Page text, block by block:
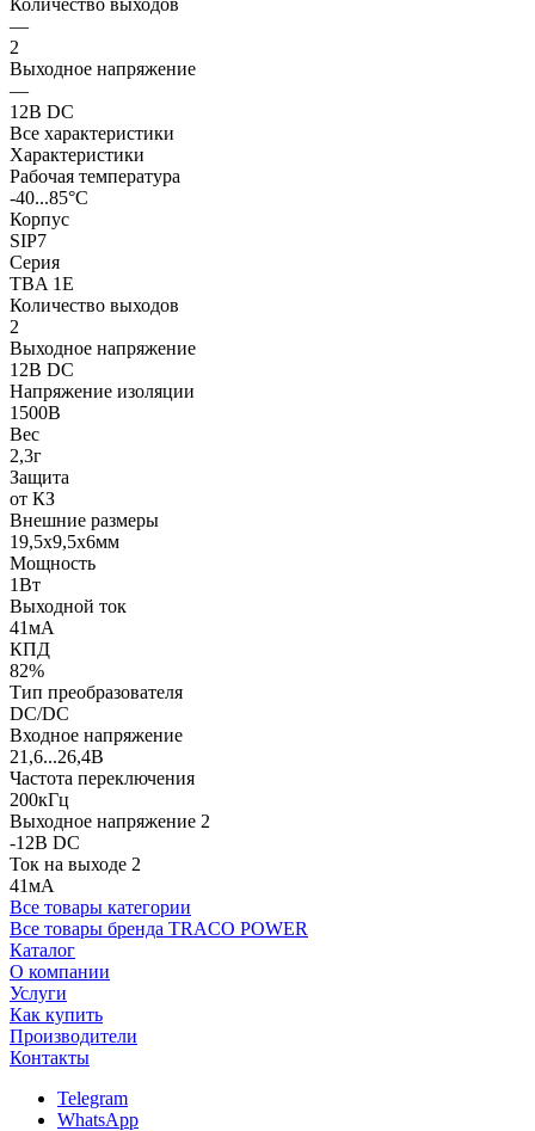
—
2
Выходное напряжение
—
12В DC
Все характеристики
Характеристики
Рабочая температура
-40...85°C
Корпус
SIP7
Серия
TBA 1E
Количество выходов
2
Выходное напряжение
12В DC
Напряжение изоляции
1500В
Вес
2,3г
Защита
от КЗ
Внешние размеры
19,5x9,5x6мм
Мощность
1Вт
Выходной ток
41мА
КПД
82%
Тип преобразователя
DC/DC
Входное напряжение
21,6...26,4В
Частота переключения
200кГц
Выходное напряжение 2
-12В DC
Ток на выходе 2
41мА
Все товары категории
Все товары бренда TRACO POWER
Каталог
О компании
Услуги
Как купить
Производители
Контакты
Telegram
WhatsApp